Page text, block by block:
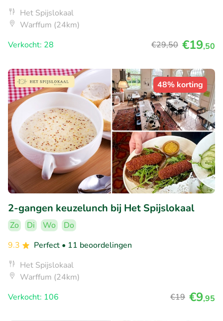
Het Spijslokaal
Warffum (24km)
Verkocht: 28
€29,50 €19,50
48% korting
2-gangen keuzelunch bij Het Spijslokaal
Zo Di Wo
Do
9.3
Perfect • 11 beoordelingen
Het Spijslokaal
Warffum (24km)
Verkocht: 106
€19 €9,95